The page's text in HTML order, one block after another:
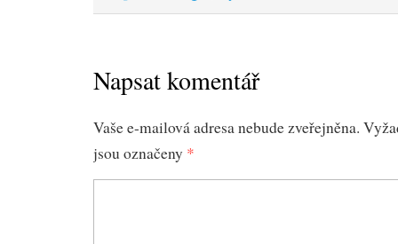
Napsat komentář
Vaše e-mailová adresa nebude zveřejněna.
jsou označeny *